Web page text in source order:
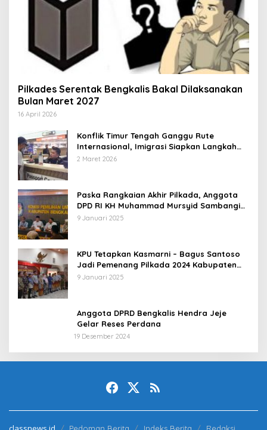
Pilkades Serentak Bengkalis Bakal Dilaksanakan
Bulan Maret 2027
16 April 2026
Konflik Timur Tengah Ganggu Rute
Internasional, Imigrasi Siapkan Langkah
Antisipatif
2 Maret 2026
Paska Rangkaian Akhir Pilkada, Anggota
DPD RI KH Muhammad Mursyid Sambangi
KPU Bengkalis
9 Januari 2025
KPU Tetapkan Kasmarni – Bagus Santoso
Jadi Pemenang Pilkada 2024 Kabupaten
Bengkalis
9 Januari 2025
Anggota DPRD Bengkalis Hendra Jeje
Gelar Reses Perdana
19 Desember 2024